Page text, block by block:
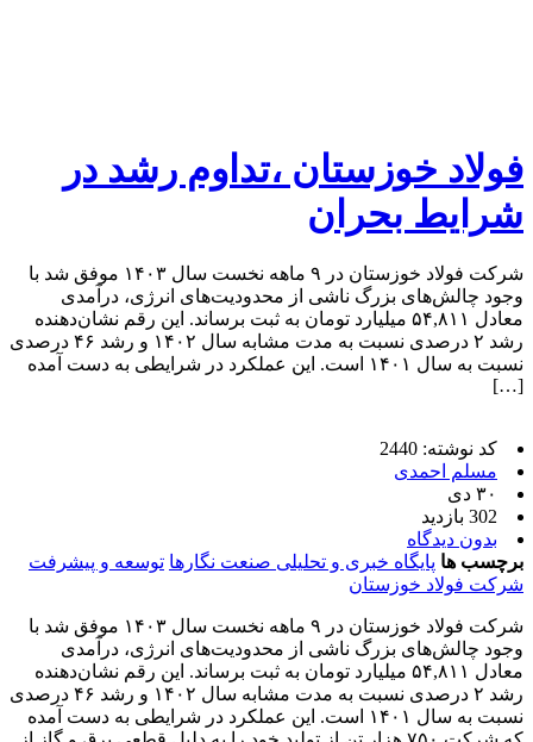
فولاد خوزستان ،تداوم رشد در
شرایط بحران
شرکت فولاد خوزستان در ۹ ماهه نخست سال ۱۴۰۳ موفق شد با
وجود چالش‌های بزرگ ناشی از محدودیت‌های انرژی، درآمدی
معادل ۵۴,۸۱۱ میلیارد تومان به ثبت برساند. این رقم نشان‌دهنده
رشد ۲ درصدی نسبت به مدت مشابه سال ۱۴۰۲ و رشد ۴۶ درصدی
نسبت به سال ۱۴۰۱ است. این عملکرد در شرایطی به دست آمده
[…]
کد نوشته: 2440
مسلم احمدی
۳۰ دی
302 بازدید
بدون دیدگاه
برچسب ها پایگاه خبری و تحلیلی صنعت نگارها توسعه و پیشرفت
شرکت فولاد خوزستان
شرکت فولاد خوزستان در ۹ ماهه نخست سال ۱۴۰۳ موفق شد با
وجود چالش‌های بزرگ ناشی از محدودیت‌های انرژی، درآمدی
معادل ۵۴,۸۱۱ میلیارد تومان به ثبت برساند. این رقم نشان‌دهنده
رشد ۲ درصدی نسبت به مدت مشابه سال ۱۴۰۲ و رشد ۴۶ درصدی
نسبت به سال ۱۴۰۱ است. این عملکرد در شرایطی به دست آمده